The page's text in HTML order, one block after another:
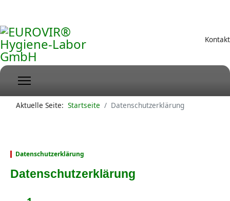
Kontakt
Aktuelle Seite: Startseite Datenschutzerklärung
Datenschutzerklärung
Datenschutzerklärung